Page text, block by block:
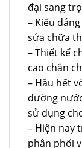
đại sang
– Kiểu
sửa chữa
– Thiết kế
cao chắn
– Hầu hết
đường
sử dụng
– Hiện nay
phân phối